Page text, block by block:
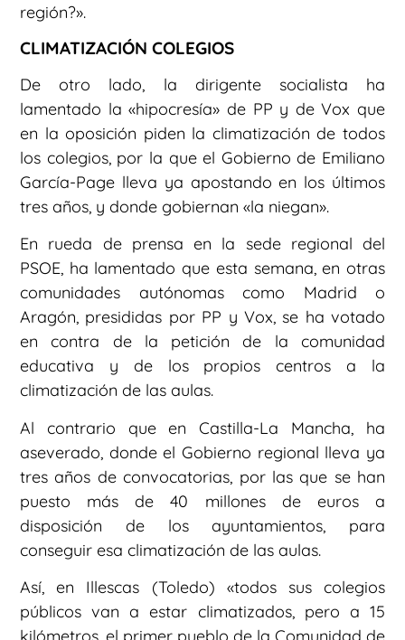
región?».
CLIMATIZACIÓN COLEGIOS
De otro lado, la dirigente socialista ha
lamentado la «hipocresía» de PP y de Vox que
en la oposición piden la climatización de todos
los colegios, por la que el Gobierno de Emiliano
García-Page lleva ya apostando en los últimos
tres años, y donde gobiernan «la niegan».
En rueda de prensa en la sede regional del
PSOE, ha lamentado que esta semana, en otras
comunidades autónomas como Madrid o
Aragón, presididas por PP y Vox, se ha votado
en contra de la petición de la comunidad
educativa y de los propios centros a la
climatización de las aulas.
Al contrario que en Castilla-La Mancha, ha
aseverado, donde el Gobierno regional lleva ya
tres años de convocatorias, por las que se han
puesto más de 40 millones de euros a
disposición de los ayuntamientos, para
conseguir esa climatización de las aulas.
Así, en Illescas (Toledo) «todos sus colegios
públicos van a estar climatizados, pero a 15